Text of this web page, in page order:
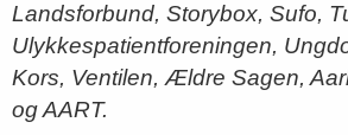
Landsforbund, Storybox, Sufo,
Ulykkespatientforeningen,
Kors, Ventilen, Ældre Sagen,
og AART.